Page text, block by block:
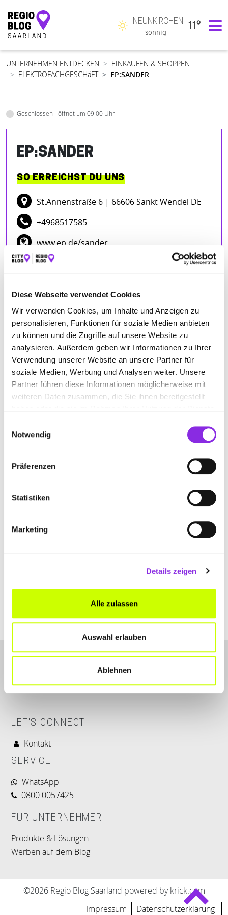
Diese Webseite verwendet Cookies
Wir verwenden Cookies, um Inhalte und Anzeigen zu
personalisieren, Funktionen für soziale Medien anbieten
zu können und die Zugriffe auf unsere Website zu
analysieren. Außerdem geben wir Informationen zu Ihrer
Verwendung unserer Website an unsere Partner für
soziale Medien, Werbung und Analysen weiter. Unsere
Partner führen diese Informationen möglicherweise mit
weiteren Daten zusammen, die Sie ihnen bereitgestellt
Notwendig
Präferenzen
Statistiken
Marketing
Details zeigen
Alle zulassen
Auswahl erlauben
Ablehnen
Hauptnavigation
NEUNKIRCHEN
sonnig
11°
UNTERNEHMEN ENTDECKEN
EINKAUFEN & SHOPPEN
ELEKTROFACHGESCHäFT
EP:SANDER
Geschlossen - öffnet um 09:00 Uhr
EP:SANDER
SO ERREICHST DU UNS
St.Annenstraße 6 | 66606 Sankt Wendel DE
+4968517585
www.ep.de/sander
Montag
09:00 - 18:00
Dienstag
09:00 - 18:00
Mittwoch
09:00 - 18:00
Donnerstag
09:00 - 18:00
Freitag
09:00 - 18:00
Samstag
09:00 - 13:00
ANFAHRT
, damit
LET'S CONNECT
Kontakt
SERVICE
WhatsApp
0800 0057425
FÜR UNTERNEHMER
Produkte & Lösungen
Werben auf dem Blog
©2026 Regio Blog Saarland powered by krick.com
Impressum
Datenschutzerklärung